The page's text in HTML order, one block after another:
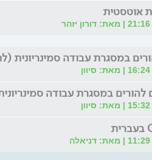
במסגרת עבודה סמינריונית